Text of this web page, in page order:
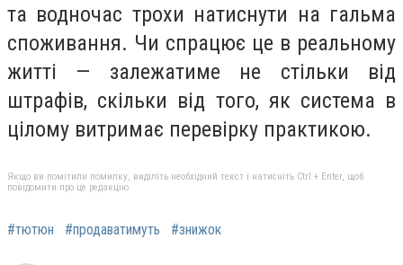
та водночас трохи натиснути на гальма
споживання. Чи спрацює це в реальному
житті — залежатиме не стільки від
штрафів, скільки від того, як система в
цілому витримає перевірку практикою.
Якщо ви помітили помилку, виділіть необхідний текст і натисніть Ctrl + Enter, щоб
повідомити про це редакцію
#тютюн #продаватимуть #знижок